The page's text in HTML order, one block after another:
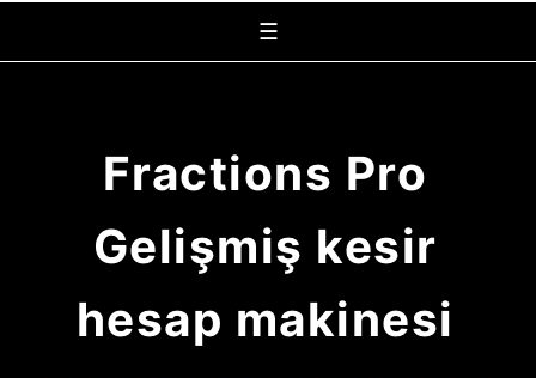
☰
Fractions Pro
Gelişmiş kesir
hesap makinesi